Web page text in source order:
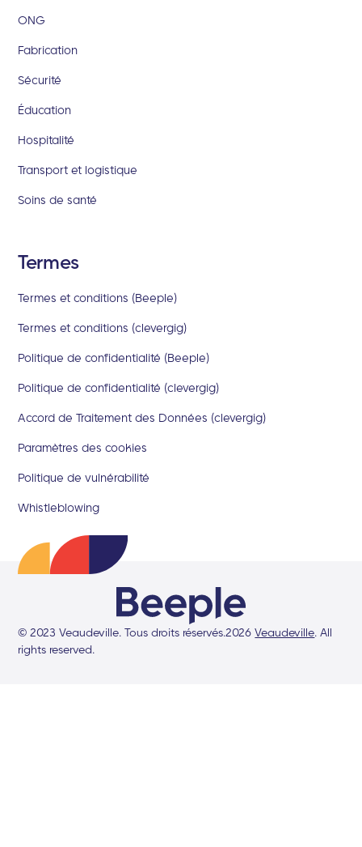
ONG
Fabrication
Sécurité
Éducation
Hospitalité
Transport et logistique
Soins de santé
Termes
Termes et conditions (Beeple)
Termes et conditions (clevergig)
Politique de confidentialité (Beeple)
Politique de confidentialité (clevergig)
Accord de Traitement des Données (clevergig)
Paramètres des cookies
Politique de vulnérabilité
Whistleblowing
© 2023 Veaudeville. Tous droits réservés.2026 Veaudeville. All
rights reserved.